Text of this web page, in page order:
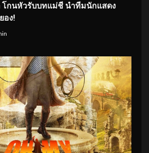
โกนหัวรับบทแม่ชี นำทีมนักแสดง
อง!